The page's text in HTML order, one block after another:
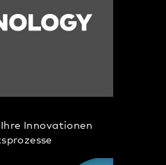
Innovationen